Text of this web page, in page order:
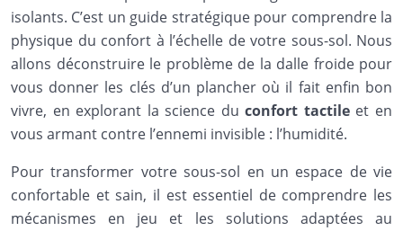
isolants. C’est un guide stratégique pour comprendre la
physique du confort à l’échelle de votre sous-sol. Nous
allons déconstruire le problème de la dalle froide pour
vous donner les clés d’un plancher où il fait enfin bon
vivre, en explorant la science duconfort tactileet en
vous armant contre l’ennemi invisible : l’humidité.
Pour transformer votre sous-sol en un espace de vie
confortable et sain, il est essentiel de comprendre les
mécanismes en jeu et les solutions adaptées au